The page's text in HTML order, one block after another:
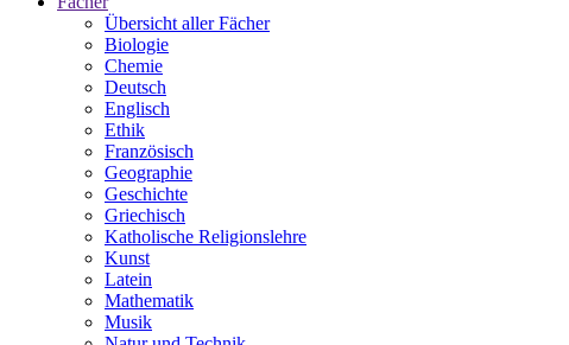
Übersicht aller Fächer
Biologie
Chemie
Deutsch
Englisch
Ethik
Französisch
Geographie
Geschichte
Griechisch
Katholische Religionslehre
Kunst
Latein
Mathematik
Musik